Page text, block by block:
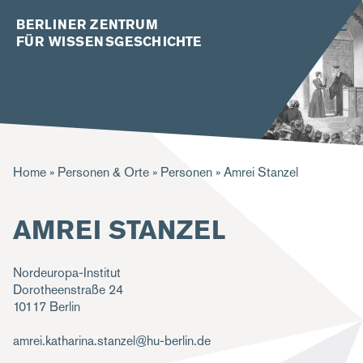
BERLINER ZENTRUM
FÜR WISSENSGESCHICHTE
P
a
n
a
v
Home Personen & Orte Personen Amrei Stanzel
AMREI STANZEL
Nordeuropa-Institut
Dorotheenstraße 24
10117 Berlin
amrei.katharina.stanzel@hu-berlin.de